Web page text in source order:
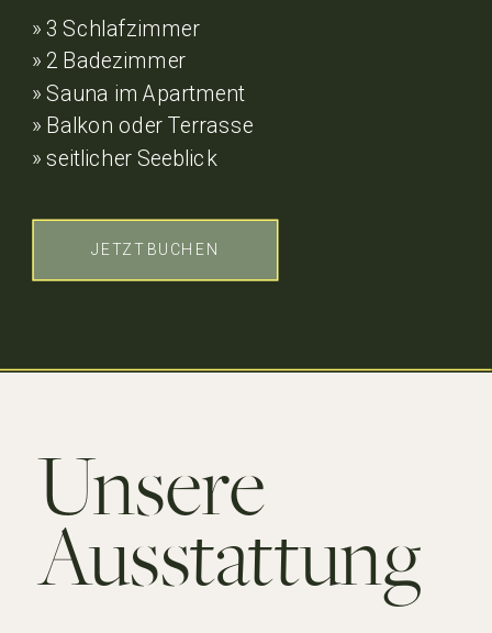
» 3 Schlafzimmer
» 2 Badezimmer
» Sauna im Apartment
» Balkon oder Terrasse
» seitlicher Seeblick
JETZT BUCHEN
Unsere
Ausstattung